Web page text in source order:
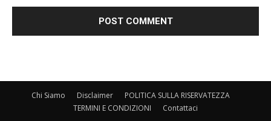
Chi Siamo Disclaimer
POLITICA SULLA RISERVATEZZA
TERMINI E CONDIZIONI
Contattaci